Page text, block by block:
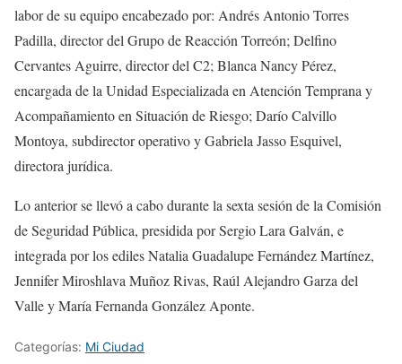
labor de su equipo encabezado por: Andrés Antonio Torres
Padilla, director del Grupo de Reacción Torreón; Delfino
Cervantes Aguirre, director del C2; Blanca Nancy Pérez,
encargada de la Unidad Especializada en Atención Temprana y
Acompañamiento en Situación de Riesgo; Darío Calvillo
Montoya, subdirector operativo y Gabriela Jasso Esquivel,
directora jurídica.
Lo anterior se llevó a cabo durante la sexta sesión de la Comisión
de Seguridad Pública, presidida por Sergio Lara Galván, e
integrada por los ediles Natalia Guadalupe Fernández Martínez,
Jennifer Miroshlava Muñoz Rivas, Raúl Alejandro Garza del
Valle y María Fernanda González Aponte.
Categorías: Mi Ciudad